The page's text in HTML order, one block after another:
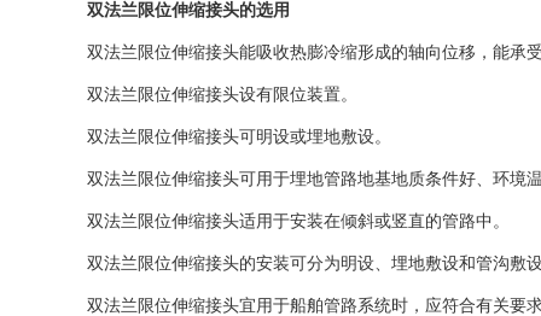
双法兰限位伸缩接头的选用
双法兰限位伸缩接头能吸收热膨冷缩形成的轴向位移，能承
双法兰限位伸缩接头设有限位装置。
双法兰限位伸缩接头可明设或埋地敷设。
双法兰限位伸缩接头可用于埋地管路地基地质条件好、环境
双法兰限位伸缩接头适用于安装在倾斜或竖直的管路中。
双法兰限位伸缩接头的安装可分为明设、埋地敷设和管沟敷
双法兰限位伸缩接头宜用于船舶管路系统时，应符合有关要